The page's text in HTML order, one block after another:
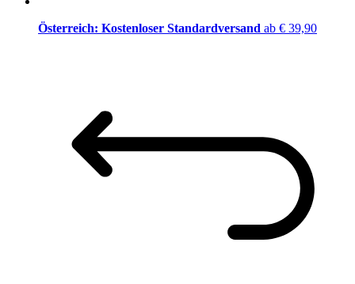
Österreich: Kostenloser Standardversand ab € 39,90